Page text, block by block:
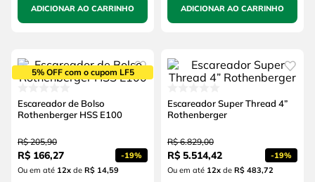
ADICIONAR AO CARRINHO ADICIONAR AO CARRINHO
5% OFF com o cupom LF5
Escareador de Bolso
Rothenberger HSS E100
R$ 205,90
R$ 166,27 -19%
Ou em até 12xde R$ 14,59
Escareador Super Thread 4”
Rothenberger
R$ 6.829,00
R$ 5.514,42 -19%
Ou em até 12xde R$ 483,72